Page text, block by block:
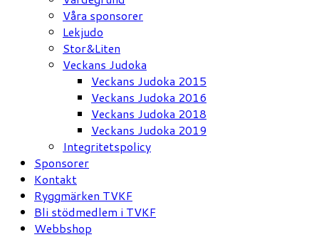
Våra sponsorer
Lekjudo
Stor&Liten
Veckans Judoka
Veckans Judoka 2015
Veckans Judoka 2016
Veckans Judoka 2018
Veckans Judoka 2019
Integritetspolicy
Sponsorer
Kontakt
Ryggmärken TVKF
Bli stödmedlem i TVKF
Webbshop